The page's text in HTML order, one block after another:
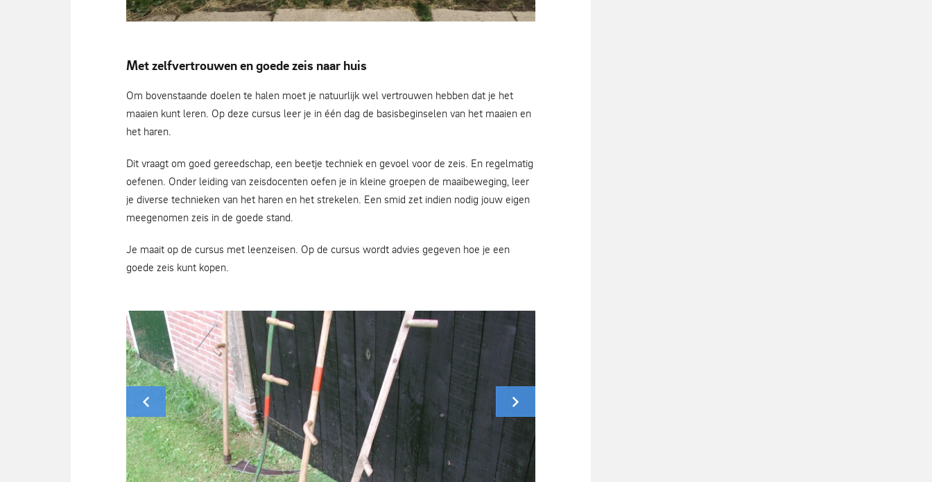
Een deel van de docenten van de cursus 'maaien met de zeis' - Lodewijk van
Met zelfvertrouwen en goede zeis naar huis
Om bovenstaande doelen te halen moet je natuurlijk wel vertrouwen hebben dat je het
maaien kunt leren. Op deze cursus leer je in één dag de basisbeginselen van het maaien en
het haren.
Dit vraagt om goed gereedschap, een beetje techniek en gevoel voor de zeis. En regelmatig
oefenen. Onder leiding van zeisdocenten oefen je in kleine groepen de maaibeweging, leer
je diverse technieken van het haren en het strekelen. Een smid zet indien nodig jouw eigen
meegenomen zeis in de goede stand.
Je maait op de cursus met leenzeisen. Op de cursus wordt advies gegeven hoe je een
goede zeis kunt kopen.